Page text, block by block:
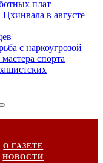
плат
в августе
с наркоугрозой
спорта
О ГАЗЕТЕ
НОВОСТИ